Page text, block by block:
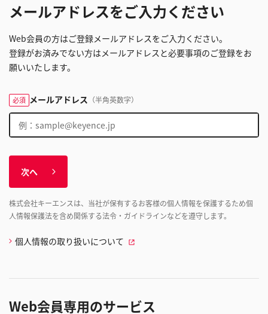
メールアドレスをご入力ください
Web会員の方はご登録メールアドレスをご入力ください。
登録がお済みでない方はメールアドレスと必要事項のご登録をお
願いいたします。
必須 メールアドレス （半角英数字）
次へ
株式会社キーエンスは、当社が保有するお客様の個人情報を保護するため個
人情報保護法を含め関係する法令・ガイドラインなどを遵守します。
個人情報の取り扱いについて
Web会員専用のサービス